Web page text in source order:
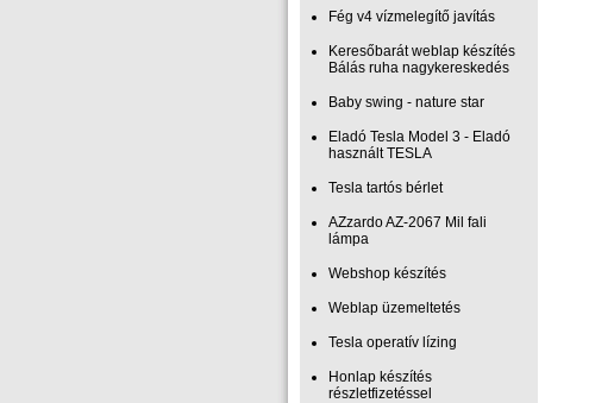
Fég v4 vízmelegítő javítás
Keresőbarát weblap készítés
Bálás ruha nagykereskedés
Baby swing - nature star
Eladó Tesla Model 3 - Eladó
használt TESLA
Tesla tartós bérlet
AZzardo AZ-2067 Mil fali
lámpa
Webshop készítés
Weblap üzemeltetés
Tesla operatív lízing
Honlap készítés
részletfizetéssel